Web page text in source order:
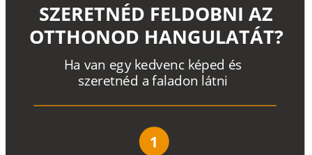
Ha van egy kedvenc képed és
szeretnéd a faladon látni
SZERETNÉD FELDOBNI AZ
OTTHONOD HANGULATÁT?
1